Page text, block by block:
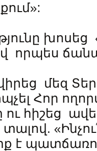
խոսեց
որպես
մեզ
Հոր
ու հիշեց
է